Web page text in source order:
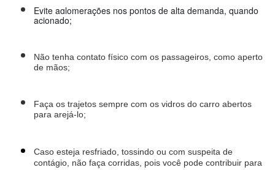
Evite aglomerações nos pontos de alta demanda, quando
acionado;
Não tenha contato físico com os passageiros, como aperto
de mãos;
Faça os trajetos sempre com os vidros do carro abertos
para arejá-lo;
Caso esteja resfriado, tossindo ou com suspeita de
contágio, não faça corridas, pois você pode contribuir para